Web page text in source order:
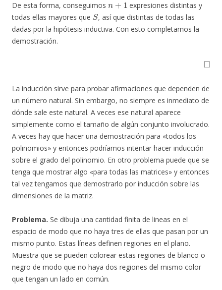
De esta forma, conseguimos
expresiones distintas y
todas ellas mayores que
S
, así que distintas de todas las
dadas por la hipótesis inductiva. Con esto completamos la
demostración.
◻
La inducción sirve para probar afirmaciones que dependen de
un número natural. Sin embargo, no siempre es inmediato de
dónde sale este natural. A veces ese natural aparece
simplemente como el tamaño de algún conjunto involucrado.
A veces hay que hacer una demostración para «todos los
polinomios» y entonces podríamos intentar hacer inducción
sobre el grado del polinomio. En otro problema puede que se
tenga que mostrar algo «para todas las matrices» y entonces
tal vez tengamos que demostrarlo por inducción sobre las
dimensiones de la matriz.
Problema. Se dibuja una cantidad finita de lineas en el
espacio de modo que no haya tres de ellas que pasan por un
mismo punto. Estas líneas definen regiones en el plano.
Muestra que se pueden colorear estas regiones de blanco o
negro de modo que no haya dos regiones del mismo color
que tengan un lado en común.